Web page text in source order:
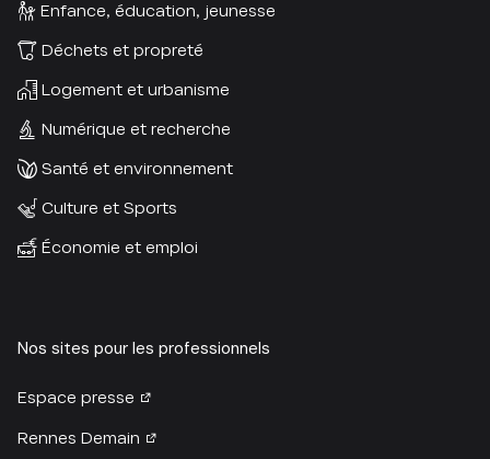
Enfance, éducation, jeunesse
Déchets et propreté
Logement et urbanisme
Numérique et recherche
Santé et environnement
Culture et Sports
Économie et emploi
Nos sites pour les professionnels
Espace presse
Rennes Demain